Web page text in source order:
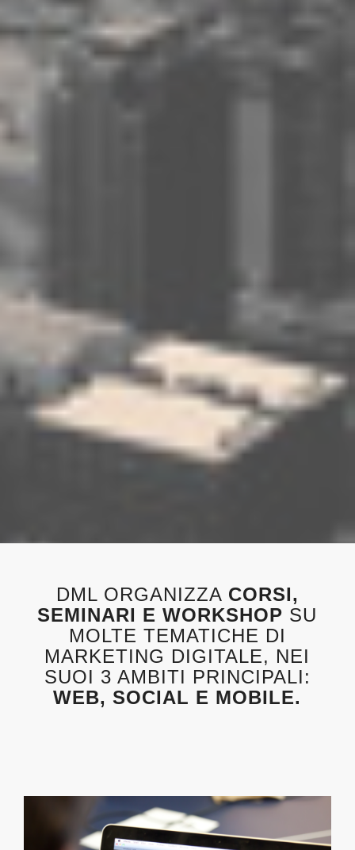
DML ORGANIZZA CORSI,
SEMINARI E WORKSHOP SU
MOLTE TEMATICHE DI
MARKETING DIGITALE, NEI
SUOI 3 AMBITI PRINCIPALI:
WEB, SOCIAL E MOBILE.